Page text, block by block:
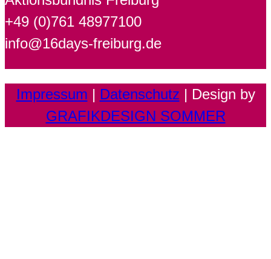
+49 (0)761 48977100
info@16days-freiburg.de
Impressum | Datenschutz | Design by
GRAFIKDESIGN SOMMER